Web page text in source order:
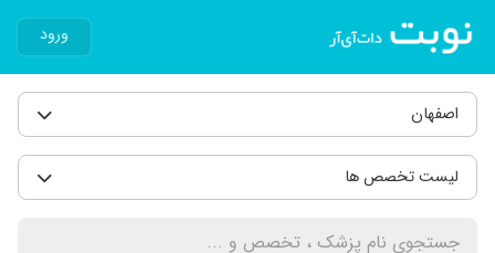
ورود
اصفهان
لیست تخصص ها